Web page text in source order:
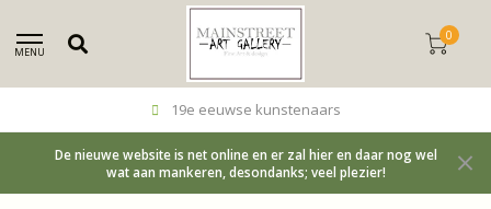
MENU
0
19e eeuwse kunstenaars
De nieuwe website is net online en er zal hier en daar nog wel
wat aan mankeren, desondanks; veel plezier!